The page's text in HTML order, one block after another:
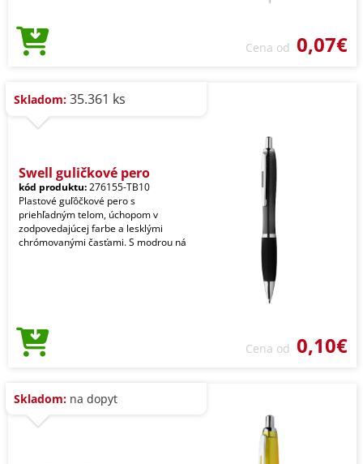
Cena od 0,07€
Skladom: 35.361 ks
Swell guličkové pero
kód produktu:276155-TB10
Plastové guľôčkové pero s
priehľadným telom, úchopom v
zodpovedajúcej farbe a lesklými
chrómovanými časťami. S modrou ná
Cena od 0,10€
Skladom: na dopyt